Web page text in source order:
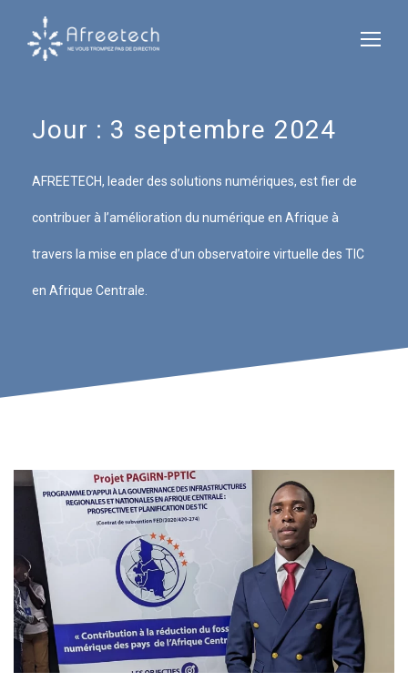
Jour : 3 septembre 2024
AFREETECH, leader des solutions numériques, est fier de
contribuer à l’amélioration du numérique en Afrique à
travers la mise en place d’un observatoire virtuelle des TIC
en Afrique Centrale.